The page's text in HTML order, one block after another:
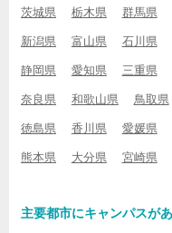
茨城県 栃木県 群馬県
新潟県 富山県 石川県
静岡県 愛知県 三重県
奈良県 和歌山県 鳥取県
徳島県 香川県 愛媛県
熊本県 大分県 宮崎県
主要都市にキャンパスが